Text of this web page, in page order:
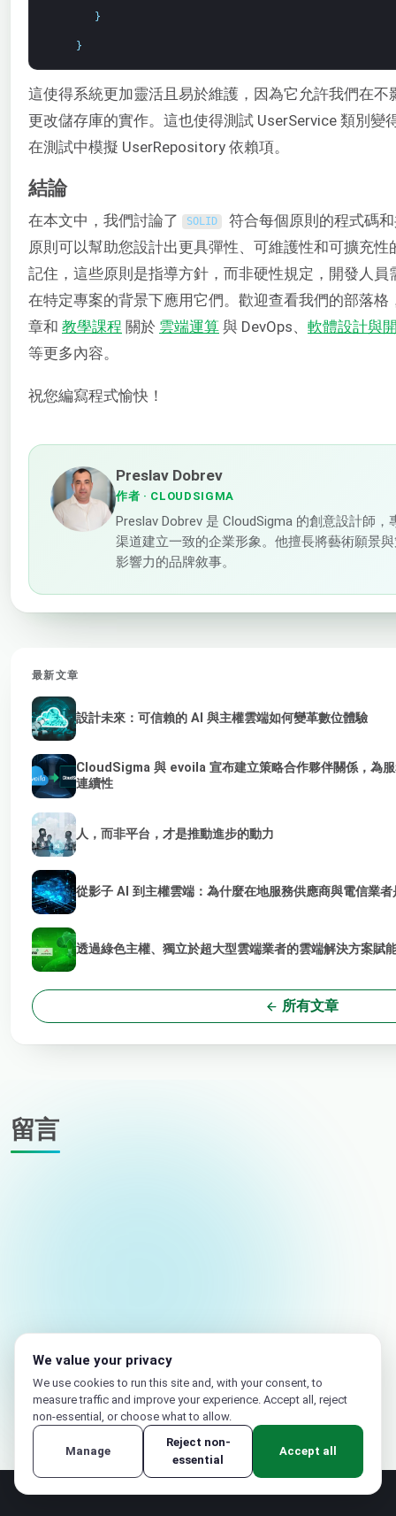
}
}
這使得系統更加靈活且易於維護，因為它允許我們在
更改儲存庫的實作。這也使得測試 UserService 類別變
在測試中模擬 UserRepository 依賴項。
結論
在本文中，我們討論了 SOLID 符合每個原則的程式碼
原則可以幫助您設計出更具彈性、可維護性和可擴充
記住，這些原則是指導方針，而非硬性規定，開發人
在特定專案的背景下應用它們。歡迎查看我們的部落
章和 教學課程 關於 雲端運算 與 DevOps、 軟體設計與
等更多內容。
祝您編寫程式愉快！
Preslav Dobrev
作者 · CLOUDSIGMA
Preslav Dobrev 是 CloudSigma 的創意設計師
渠道建立一致的企業形象。他擅長將藝術願景
影響力的品牌敘事。
最新文章
設計未來：可信賴的 AI 與主權雲端如何變革數位體驗
CloudSigma 與 evoila 宣布建立策略合作夥伴關係，為
連續性
人，而非平台，才是推動進步的動力
從影子 AI 到主權雲端：為什麼在地服務供應商與電信業
透過綠色主權、獨立於超大型雲端業者的雲端解決方案賦
所有文章
留言
We value your privacy
We use cookies to run this site and, with your consent, to
measure traffic and improve your experience. Accept all, reject
non-essential, or choose what to allow.
Manage
Reject non-
essential
Accept all